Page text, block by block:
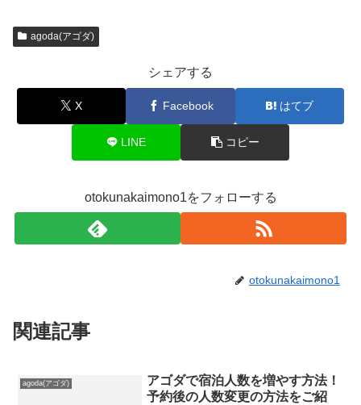
agoda(アゴダ)
シェアする
X Facebook はてブ
LINE コピー
otokunakaimono1をフォローする
otokunakaimono1
関連記事
agoda(アゴダ)
アゴダで宿泊人数を増やす方法！
予約後の人数変更の方法をご紹